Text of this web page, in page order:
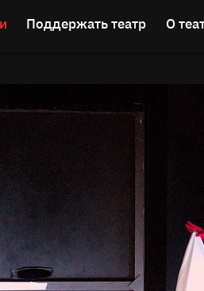
Поддержать театр О